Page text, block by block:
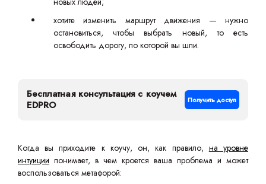
хотите изменить маршрут движения — нужно
остановиться, чтобы выбрать новый, то есть
освободить дорогу, по которой вы шли.
Бесплатная консультация с коучем
EDPRO
Получить доступ
Когда вы приходите к коучу, он, как правило, на уровне
интуиции понимает, в чем кроется ваша проблема и может
воспользоваться метафорой: